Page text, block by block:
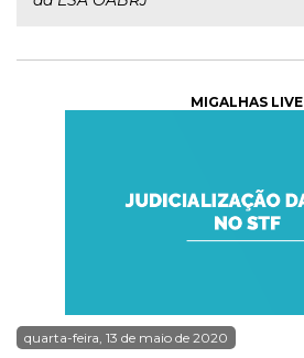
MIGALHAS LIVE
quarta-feira, 13 de maio de 2020